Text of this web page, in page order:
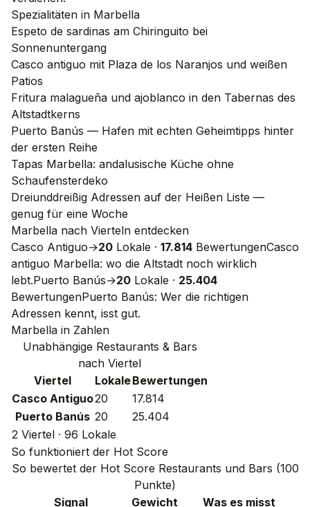
Spezialitäten in Marbella
Espeto de sardinas am Chiringuito bei
Sonnenuntergang
Casco antiguo mit Plaza de los Naranjos und weißen
Patios
Fritura malagueña und ajoblanco in den Tabernas des
Altstadtkerns
Puerto Banús — Hafen mit echten Geheimtipps hinter
der ersten Reihe
Tapas Marbella: andalusische Küche ohne
Schaufensterdeko
Dreiunddreißig Adressen auf der Heißen Liste —
genug für eine Woche
Marbella nach Vierteln entdecken
Casco Antiguo→20 Lokale · 17.814 BewertungenCasco
antiguo Marbella: wo die Altstadt noch wirklich
lebt.Puerto Banús→20 Lokale · 25.404
BewertungenPuerto Banús: Wer die richtigen
Adressen kennt, isst gut.
Marbella in Zahlen
Unabhängige Restaurants & Bars
nach Viertel
Viertel
LokaleBewertungen
Casco Antiguo20
17.814
Puerto Banús 20
25.404
2 Viertel · 96 Lokale
So funktioniert der Hot Score
So bewertet der Hot Score Restaurants und Bars (100
Punkte)
Signal
Gewicht Was es misst